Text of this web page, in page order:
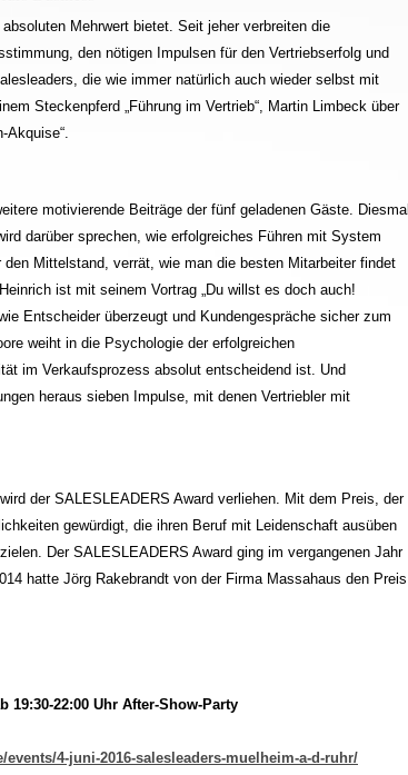
Mehrwert bietet. Seit jeher verbreiten die
den nötigen Impulsen für den Vertriebserfolg und
die wie immer natürlich auch wieder selbst mit
Steckenpferd „Führung im Vertrieb“, Martin Limbeck über
Akquise“.
motivierende Beiträge der fünf geladenen Gäste. Diesmal
darüber sprechen, wie erfolgreiches Führen mit System
Mittelstand, verrät, wie man die besten Mitarbeiter findet
ist mit seinem Vortrag „Du willst es doch auch!
Entscheider überzeugt und Kundengespräche sicher zum
weiht in die Psychologie der erfolgreichen
im Verkaufsprozess absolut entscheidend ist. Und
heraus sieben Impulse, mit denen Vertriebler mit
der SALESLEADERS Award verliehen. Mit dem Preis, der
gewürdigt, die ihren Beruf mit Leidenschaft ausüben
Der SALESLEADERS Award ging im vergangenen Jahr
hatte Jörg Rakebrandt von der Firma Massahaus den Preis
19:30-22:00 Uhr After-Show-Party
events/4-juni-2016-salesleaders-muelheim-a-d-ruhr/